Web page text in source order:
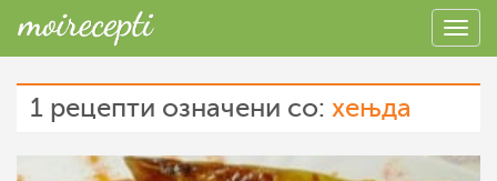
1 рецепти означени со: хењда